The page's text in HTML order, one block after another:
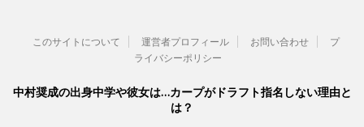
このサイトについて 運営者プロフィール お問い合わせ
プ
ライバシーポリシー
中村奨成の出身中学や彼女は…カープがドラフト指名しない理由と
は？